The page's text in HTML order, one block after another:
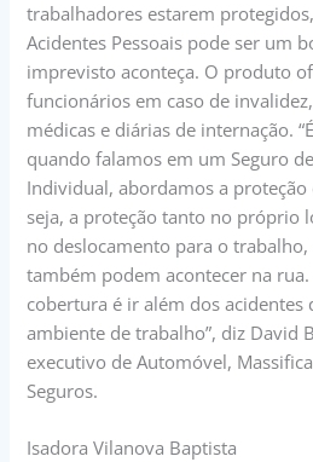
trabalhadores estarem
Acidentes Pessoais pode ser um
imprevisto aconteça. O produto
funcionários em caso de
médicas e diárias de internação.
quando falamos em um Seguro
Individual, abordamos a
seja, a proteção tanto no próprio
no deslocamento para o
também podem acontecer na rua.
cobertura é ir além dos
ambiente de trabalho”, diz David
executivo de Automóvel,
Seguros.
Isadora Vilanova Baptista